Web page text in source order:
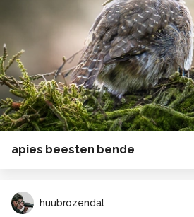
apies beesten bende
huubrozendal